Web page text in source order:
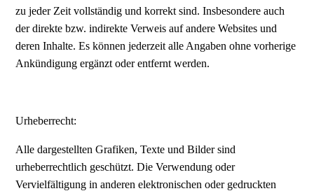
zu jeder Zeit vollständig und korrekt sind. Insbesondere auch
der direkte bzw. indirekte Verweis auf andere Websites und
deren Inhalte. Es können jederzeit alle Angaben ohne vorherige
Ankündigung ergänzt oder entfernt werden.
Urheberrecht:
Alle dargestellten Grafiken, Texte und Bilder sind
urheberrechtlich geschützt. Die Verwendung oder
Vervielfältigung in anderen elektronischen oder gedruckten